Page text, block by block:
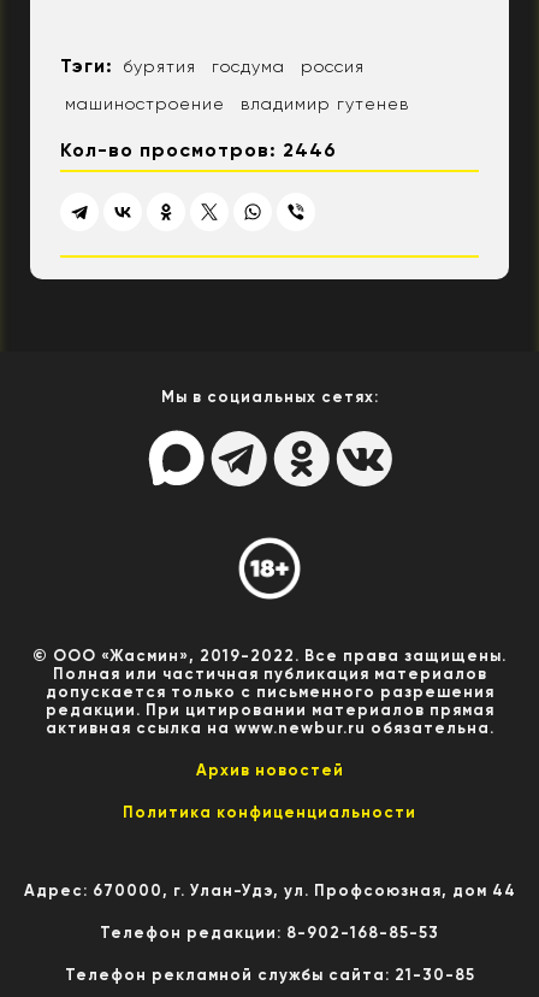
Тэги: бурятия госдума
россия
машиностроение
владимир гутенев
Кол-во просмотров: 2446
Мы в социальных сетях:
© ООО «Жасмин», 2019-2022. Все права защищены.
Полная или частичная публикация материалов
допускается только с письменного разрешения
редакции. При цитировании материалов прямая
активная ссылка на www.newbur.ru обязательна.
Архив новостей
Политика конфиценциальности
Адрес: 670000, г. Улан-Удэ, ул. Профсоюзная, дом 44
Телефон редакции: 8-902-168-85-53
Телефон рекламной службы сайта: 21-30-85